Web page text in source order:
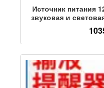
Источник питания
звуковая и
аккумулятора
производитель